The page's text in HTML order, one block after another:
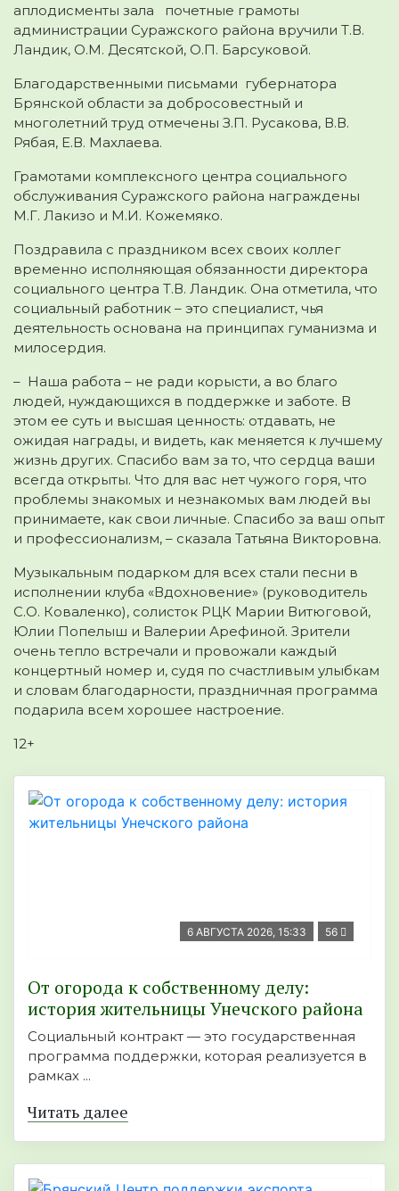
аплодисменты зала почетные грамоты
администрации Суражского района вручили Т.В.
Ландик, О.М. Десятской, О.П. Барсуковой.
Благодарственными письмами губернатора
Брянской области за добросовестный и
многолетний труд отмечены З.П. Русакова, В.В.
Рябая, Е.В. Махлаева.
Грамотами комплексного центра социального
обслуживания Суражского района награждены
М.Г. Лакизо и М.И. Кожемяко.
Поздравила с праздником всех своих коллег
временно исполняющая обязанности директора
социального центра Т.В. Ландик. Она отметила, что
социальный работник – это специалист, чья
деятельность основана на принципах гуманизма и
милосердия.
– Наша работа – не ради корысти, а во благо
людей, нуждающихся в поддержке и заботе. В
этом ее суть и высшая ценность: отдавать, не
ожидая награды, и видеть, как меняется к лучшему
жизнь других. Спасибо вам за то, что сердца ваши
всегда открыты. Что для вас нет чужого горя, что
проблемы знакомых и незнакомых вам людей вы
принимаете, как свои личные. Спасибо за ваш опыт
и профессионализм, – сказала Татьяна Викторовна.
Музыкальным подарком для всех стали песни в
исполнении клуба «Вдохновение» (руководитель
С.О. Коваленко), солисток РЦК Марии Витюговой,
Юлии Попелыш и Валерии Арефиной. Зрители
очень тепло встречали и провожали каждый
концертный номер и, судя по счастливым улыбкам
и словам благодарности, праздничная программа
подарила всем хорошее настроение.
12+
6 АВГУСТА 2026, 15:33 56
От огорода к собственному делу:
история жительницы Унечского района
Социальный контракт — это государственная
программа поддержки, которая реализуется в
рамках ...
Читать далее